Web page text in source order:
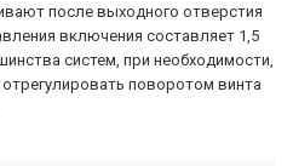
после выходного отверстия
включения составляет 1,5
систем, при необходимости,
поворотом винта